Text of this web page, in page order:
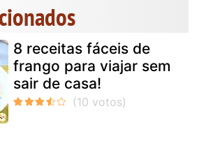
8 receitas fáceis de
frango para viajar sem
sair de casa!